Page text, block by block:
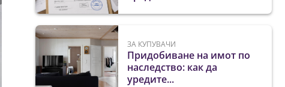
ЗА КУПУВАЧИ
Придобиване на имот по
наследство: как да
уредите...